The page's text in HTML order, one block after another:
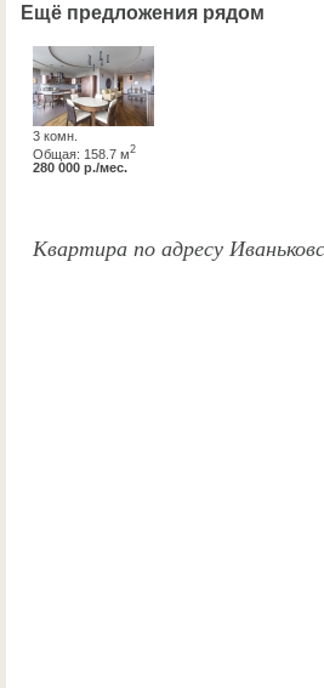
Ещё предложения рядом
3 комн.
Общая: 158.7 м2
280 000 р./мес.
Квартира по адресу